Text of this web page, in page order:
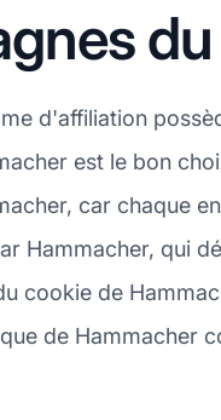
d'affiliation
est le bon
car chaque
Hammacher, qui
cookie de
de Hammacher